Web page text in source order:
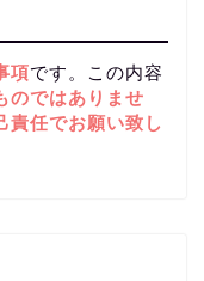
項です。この内容
のではありませ
責任でお願い致し